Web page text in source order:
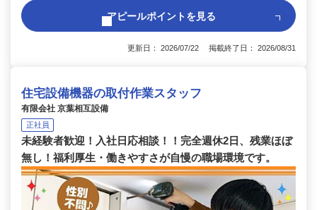
アピールポイントを見る
更新日： 2026/07/22 掲載終了日： 2026/08/31
住宅設備機器の取付作業スタッフ
有限会社 京葉相互設備
正社員
未経験者歓迎！入社日応相談！！完全週休2日、残業ほぼ
無し！福利厚生・働きやすさが自慢の職場環境です。